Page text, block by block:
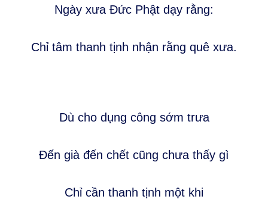
Ngày xưa Đức Phật dạy rằng:
Chỉ tâm thanh tịnh nhận rằng quê xưa.
Dù cho dụng công sớm trưa
Đến già đến chết cũng chưa thấy gì
Chỉ cần thanh tịnh một khi